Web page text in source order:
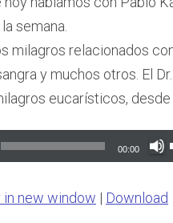
semana.
milagros relacionados
y muchos otros. El
eucarísticos, desde
00:00
in new window | Download